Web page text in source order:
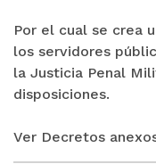
Por el cual se crea
los servidores
la Justicia Penal
disposiciones.
Ver Decretos